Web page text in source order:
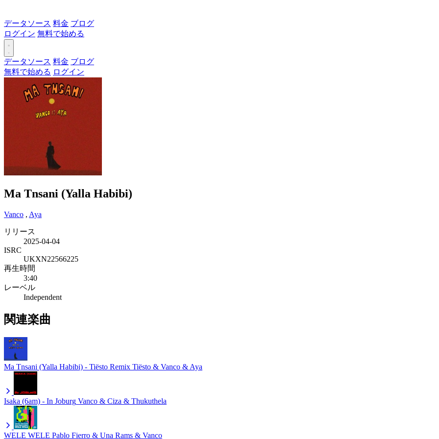
データソース 料金 ブログ
ログイン 無料で始める
データソース 料金 ブログ
無料で始める ログイン
Ma Tnsani (Yalla Habibi)
Vanco , Aya
リリース
2025-04-04
ISRC
UKXN22566225
再生時間
3:40
レーベル
Independent
関連楽曲
Ma Tnsani (Yalla Habibi) - Tiësto Remix Tiësto & Vanco & Aya
Isaka (6am) - In Joburg Vanco & Ciza & Thukuthela
WELE WELE Pablo Fierro & Una Rams & Vanco